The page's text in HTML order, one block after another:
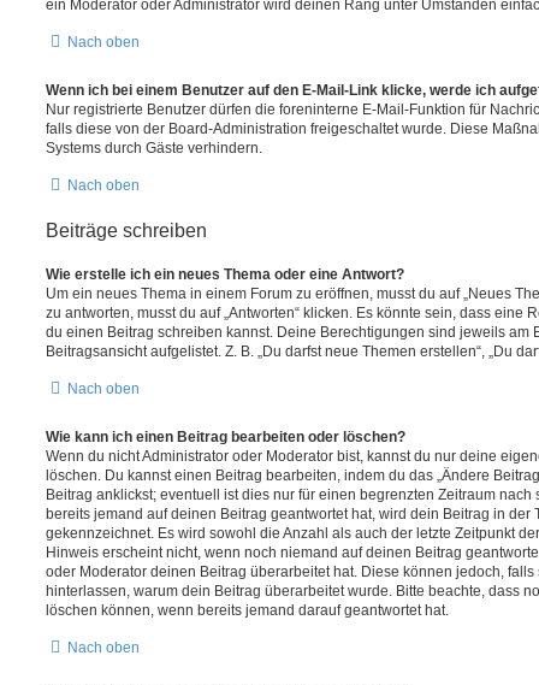
ein Moderator oder Administrator wird deinen Rang unter Umständen
Nach oben
Wenn ich bei einem Benutzer auf den E-Mail-Link klicke, werde ich
Nur registrierte Benutzer dürfen die foreninterne E-Mail-Funktion für
falls diese von der Board-Administration freigeschaltet wurde. Diese
Systems durch Gäste verhindern.
Nach oben
Beiträge schreiben
Wie erstelle ich ein neues Thema oder eine Antwort?
Um ein neues Thema in einem Forum zu eröffnen, musst du auf „Neues
zu antworten, musst du auf „Antworten“ klicken. Es könnte sein, dass eine
du einen Beitrag schreiben kannst. Deine Berechtigungen sind jeweils am
Beitragsansicht aufgelistet. Z. B. „Du darfst neue Themen erstellen“, „Du
Nach oben
Wie kann ich einen Beitrag bearbeiten oder löschen?
Wenn du nicht Administrator oder Moderator bist, kannst du nur deine
löschen. Du kannst einen Beitrag bearbeiten, indem du das „Ändere
Beitrag anklickst; eventuell ist dies nur für einen begrenzten Zeitraum
bereits jemand auf deinen Beitrag geantwortet hat, wird dein Beitrag in der
gekennzeichnet. Es wird sowohl die Anzahl als auch der letzte Zeitpunkt
Hinweis erscheint nicht, wenn noch niemand auf deinen Beitrag
oder Moderator deinen Beitrag überarbeitet hat. Diese können jedoch,
hinterlassen, warum dein Beitrag überarbeitet wurde. Bitte beachte, dass
löschen können, wenn bereits jemand darauf geantwortet hat.
Nach oben